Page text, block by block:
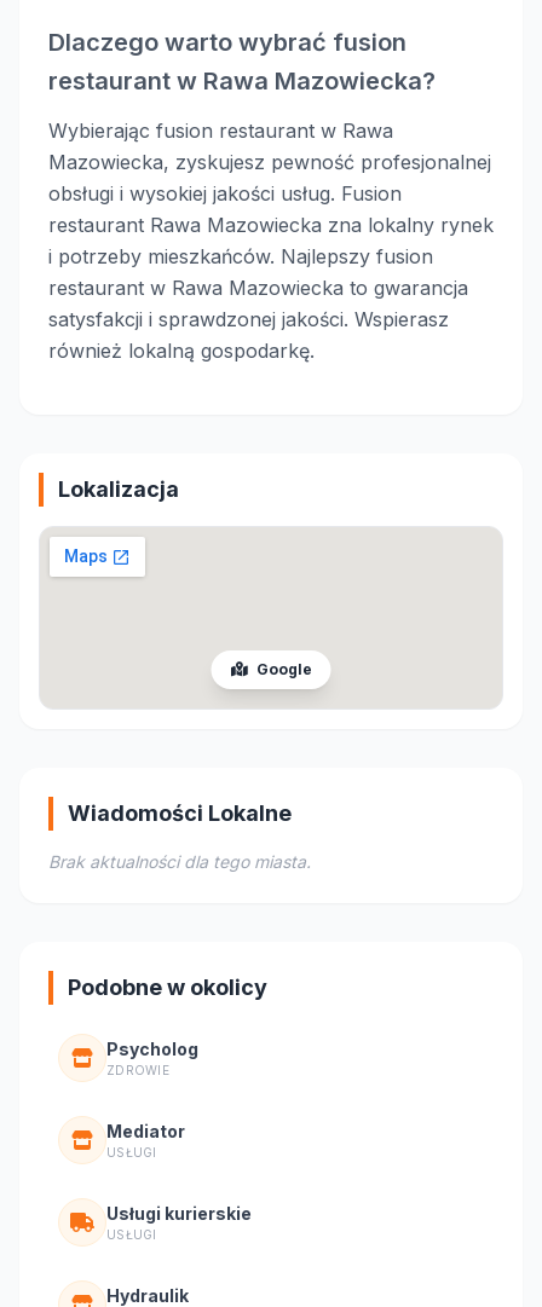
Dlaczego warto wybrać fusion
restaurant w Rawa Mazowiecka?
Wybierając fusion restaurant w Rawa
Mazowiecka, zyskujesz pewność profesjonalnej
obsługi i wysokiej jakości usług. Fusion
restaurant Rawa Mazowiecka zna lokalny rynek
i potrzeby mieszkańców. Najlepszy fusion
restaurant w Rawa Mazowiecka to gwarancja
satysfakcji i sprawdzonej jakości. Wspierasz
również lokalną gospodarkę.
Lokalizacja
Google
Wiadomości Lokalne
Brak aktualności dla tego miasta.
Podobne w okolicy
Psycholog
ZDROWIE
Mediator
USŁUGI
Usługi kurierskie
USŁUGI
Hydraulik